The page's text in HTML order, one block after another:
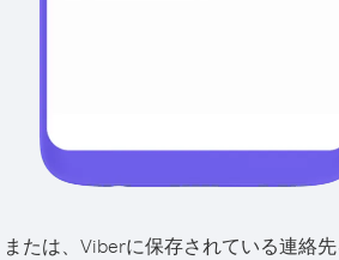
または、Viberに保存されている連絡